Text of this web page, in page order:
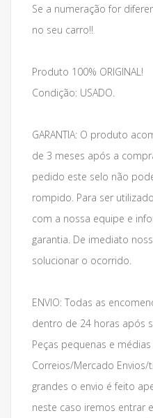
Se a numeração for
no seu carro!!
Produto 100% ORIGINAL!
Condição: USADO.
GARANTIA: O produto
de 3 meses após a
pedido este selo não
rompido. Para ser
com a nossa equipe e
garantia. De imediato
solucionar o ocorrido.
ENVIO: Todas as
dentro de 24 horas após
Peças pequenas e
Correios/Mercado
grandes o envio é feito
neste caso iremos entrar